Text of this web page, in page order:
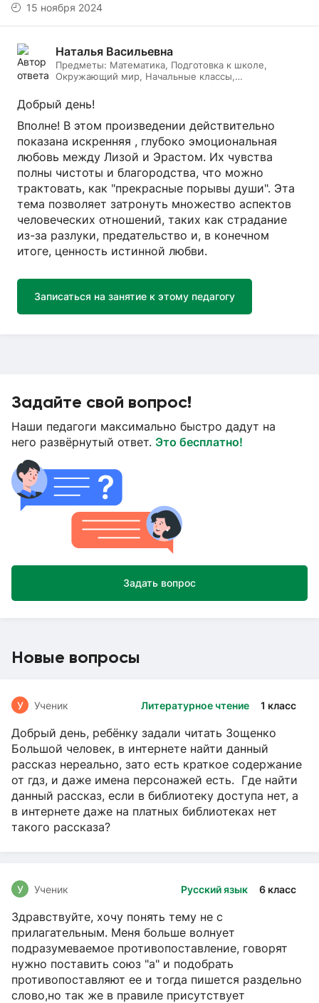
15 ноября 2024
Наталья Васильевна
Предметы: Математика, Подготовка к школе,
Окружающий мир, Начальные классы,
Добрый день!
Вполне! В этом произведении действительно
показана искренняя , глубоко эмоциональная
любовь между Лизой и Эрастом. Их чувства
полны чистоты и благородства, что можно
трактовать, как "прекрасные порывы души". Эта
тема позволяет затронуть множество аспектов
человеческих отношений, таких как страдание
из-за разлуки, предательство и, в конечном
итоге, ценность истинной любви.
Записаться на занятие к этому педагогу
Задайте свой вопрос!
Наши педагоги максимально быстро дадут на
него развёрнутый ответ. Это бесплатно!
Задать вопрос
Новые вопросы
Литературное чтение 1 класс
У Ученик
Добрый день, ребёнку задали читать Зощенко
Большой человек, в интернете найти данный
рассказ нереально, зато есть краткое содержание
от гдз, и даже имена персонажей есть. Где найти
данный рассказ, если в библиотеку доступа нет, а
в интернете даже на платных библиотеках нет
такого рассказа?
Русский язык 6 класс
У Ученик
Здравствуйте, хочу понять тему не с
прилагательным. Меня больше волнует
подразумеваемое противопоставление, говорят
нужно поставить союз "а" и подобрать
противопоставляют ее и тогда пишется раздельно
слово,но так же в правиле присутствует